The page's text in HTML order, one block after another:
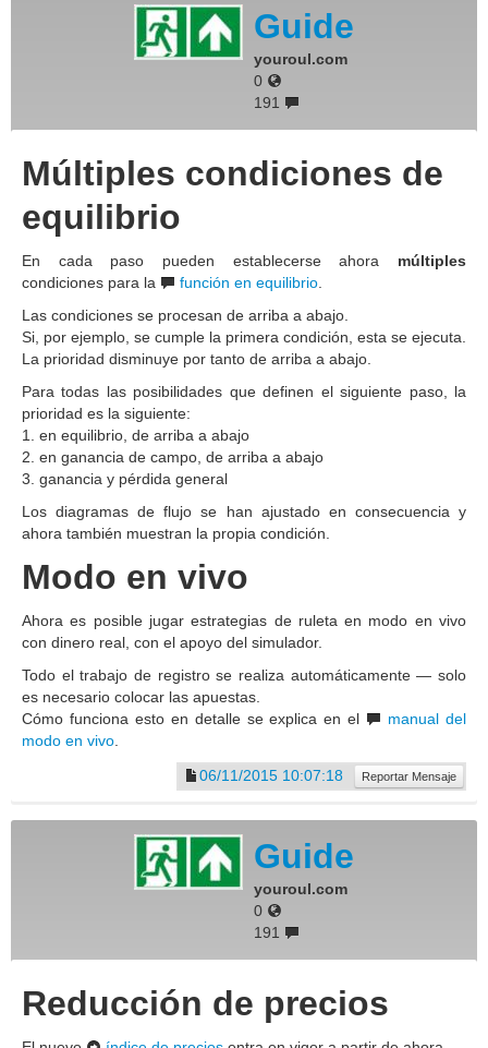
Guide
youroul.com
0
191
Múltiples condiciones de
equilibrio
En cada paso pueden establecerse ahora múltiples
condiciones para la
función en equilibrio
Las condiciones se procesan de arriba a abajo.
Si, por ejemplo, se cumple la primera condición, esta se ejecuta.
La prioridad disminuye por tanto de arriba a abajo.
Para todas las posibilidades que definen el siguiente paso, la
prioridad es la siguiente:
1. en equilibrio, de arriba a abajo
2. en ganancia de campo, de arriba a abajo
3. ganancia y pérdida general
Los diagramas de flujo se han ajustado en consecuencia y
ahora también muestran la propia condición.
Modo en vivo
Ahora es posible jugar estrategias de ruleta en modo en vivo
con dinero real, con el apoyo del simulador.
Todo el trabajo de registro se realiza automáticamente — solo
es necesario colocar las apuestas.
Cómo funciona esto en detalle se explica en el
manual del
modo en vivo
06/11/2015 10:07:18
Reportar Mensaje
Guide
youroul.com
0
191
Reducción de precios